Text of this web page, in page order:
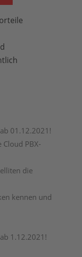
01.12.2021!
PBX-
die
kennen und
1.12.2021!